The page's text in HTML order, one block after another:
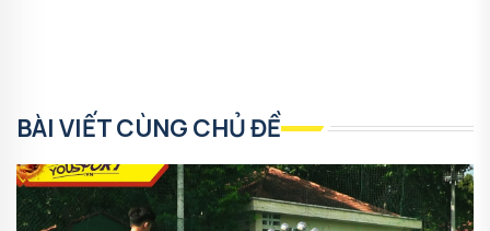
BÀI VIẾT CÙNG CHỦ ĐỀ